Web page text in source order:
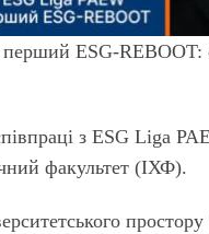
ESG-REBOOT:
з ESG Liga
факультет (ІХФ).